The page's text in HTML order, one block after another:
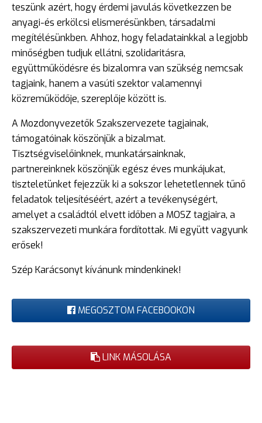
teszünk azért, hogy érdemi javulás következzen be
anyagi-és erkölcsi elismerésünkben, társadalmi
megítélésünkben. Ahhoz, hogy feladatainkkal a legjobb
minőségben tudjuk ellátni, szolidaritásra,
együttműködésre és bizalomra van szükség nemcsak
tagjaink, hanem a vasúti szektor valamennyi
közreműködője, szereplője között is.
A Mozdonyvezetők Szakszervezete tagjainak,
támogatóinak köszönjük a bizalmat.
Tisztségviselőinknek, munkatársainknak,
partnereinknek köszönjük egész éves munkájukat,
tiszteletünket fejezzük ki a sokszor lehetetlennek tűnő
feladatok teljesítéséért, azért a tevékenységért,
amelyet a családtól elvett időben a MOSZ tagjaira, a
szakszervezeti munkára fordítottak. Mi együtt vagyunk
erősek!
Szép Karácsonyt kívánunk mindenkinek!
MEGOSZTOM FACEBOOKON
LINK MÁSOLÁSA